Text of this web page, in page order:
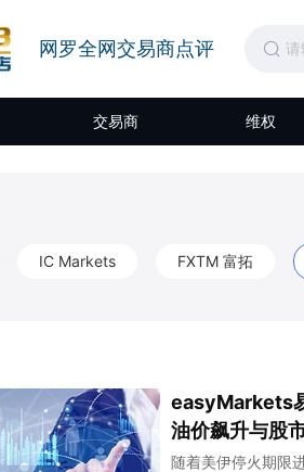
网罗全网交易商点评
交易商 维权
IC Markets FXTM 富拓
easyMarkets
油价飙升与股
随着美伊停火期限